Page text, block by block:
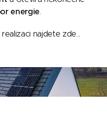
energie.
najdete zde...